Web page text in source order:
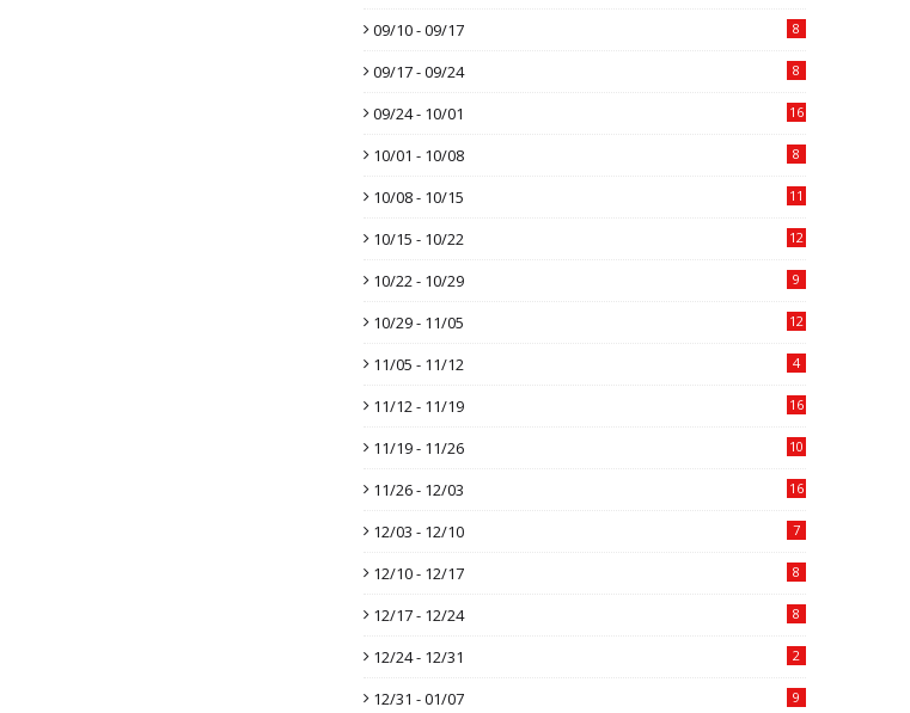
09/10 - 09/17 8
09/17 - 09/24 8
09/24 - 10/01 16
10/01 - 10/08 8
10/08 - 10/15 11
10/15 - 10/22 12
10/22 - 10/29 9
10/29 - 11/05 12
11/05 - 11/12 4
11/12 - 11/19 16
11/19 - 11/26 10
11/26 - 12/03 16
12/03 - 12/10 7
12/10 - 12/17 8
12/17 - 12/24 8
12/24 - 12/31 2
12/31 - 01/07 9